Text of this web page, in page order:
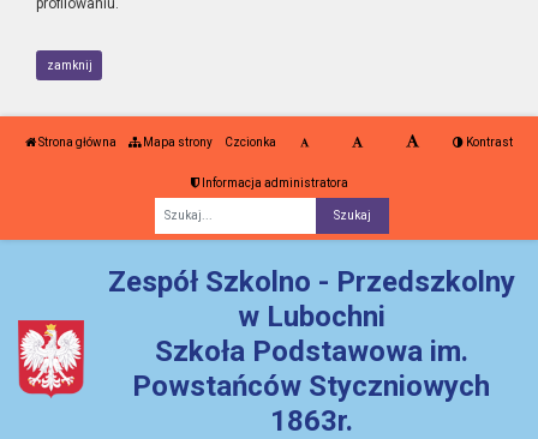
profilowaniu.
zamknij
Strona główna Mapa strony Czcionka Kontrast
Informacja administratora
Zespół Szkolno - Przedszkolny
w Lubochni
Szkoła Podstawowa im.
Powstańców Styczniowych
1863r.